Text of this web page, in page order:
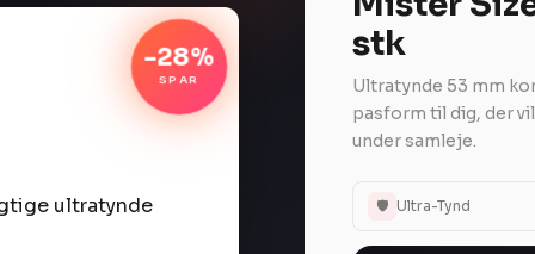
-28%
SPAR
stk
Ultratynde 53 mm
pasform til dig, der
under samleje.
🛡️ Ultra-Tynd